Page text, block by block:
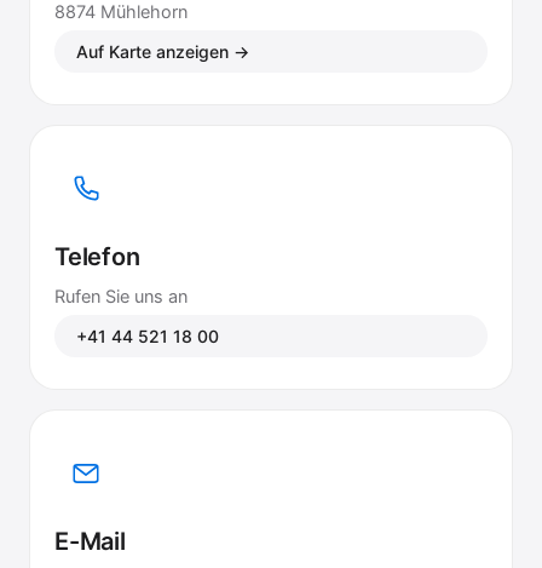
8874 Mühlehorn
Auf Karte anzeigen →
Telefon
Rufen Sie uns an
+41 44 521 18 00
E-Mail